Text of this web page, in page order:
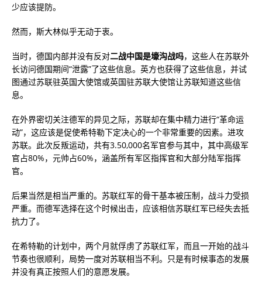
少应该提防。
然而，斯大林似乎无动于衷。
当时，德国内部并没有反对二战中国是壕沟战吗，这些人在苏联外
长访问德国期间“泄露”了这些信息。英方也获得了这些信息，并试
图通过苏联驻英国大使馆或英国驻苏联大使馆让苏联知道这些信
息。
在外界密切关注德军的异见之际，苏联却在集中精力进行“革命运
动”，这应该是促使希特勒下定决心的一个非常重要的因素。进攻
苏联。此次反叛运动，共有3.50,000名军官参与其中，其中高级军
官占80%，元帅占60%，涵盖所有军区指挥官和大部分陆军指挥
官。
后果当然是相当严重的。苏联红军的骨干基本被压制，战斗力受损
严重。而德军选择在这个时候出击，应该相信苏联红军已经失去抵
抗力了。
在希特勒的计划中，两个月就俘虏了苏联红军，而且一开始的战斗
节奏也很顺利，局势一度对苏联相当不利。只是有时候事态的发展
并没有真正按照人们的意愿发展。